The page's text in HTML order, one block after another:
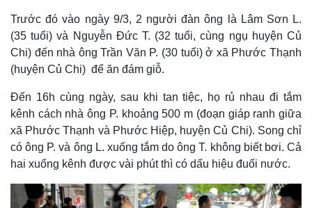
Trước đó vào ngày 9/3, 2 người đàn ông là Lâm Sơn L.
(35 tuổi) và Nguyễn Đức T. (32 tuổi, cùng ngụ huyện Củ
Chi) đến nhà ông Trần Văn P. (30 tuổi) ở xã Phước Thạnh
(huyện Củ Chi) để ăn đám giỗ.
Đến 16h cùng ngày, sau khi tan tiệc, họ rủ nhau đi tắm
kênh cách nhà ông P. khoảng 500 m (đoạn giáp ranh giữa
xã Phước Thạnh và Phước Hiệp, huyện Củ Chi). Song chỉ
có ông P. và ông L. xuống tắm do ông T. không biết bơi. Cả
hai xuống kênh được vài phút thì có dấu hiệu đuối nước.